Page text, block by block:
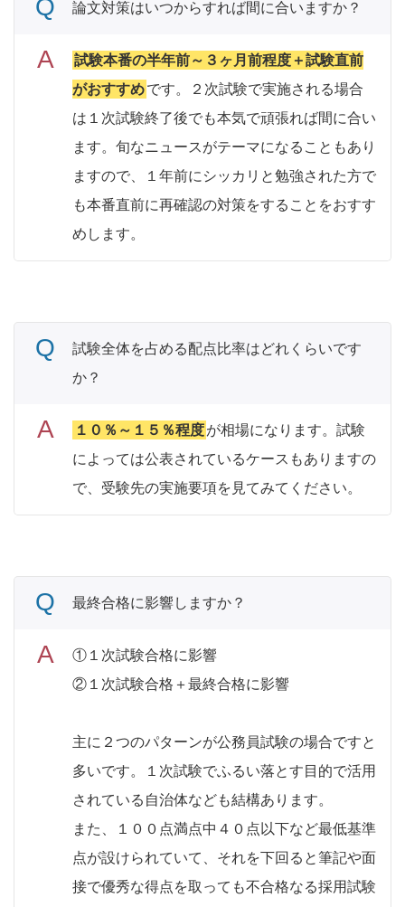
論文対策はいつからすれば間に合いますか？
試験本番の半年前～３ヶ月前程度＋試験直前
がおすすめです。２次試験で実施される場合
は１次試験終了後でも本気で頑張れば間に合い
ます。旬なニュースがテーマになることもあり
ますので、１年前にシッカリと勉強された方で
も本番直前に再確認の対策をすることをおすす
めします。
試験全体を占める配点比率はどれくらいです
か？
１０％～１５％程度が相場になります。試験
によっては公表されているケースもありますの
で、受験先の実施要項を見てみてください。
最終合格に影響しますか？
①１次試験合格に影響
②１次試験合格＋最終合格に影響
主に２つのパターンが公務員試験の場合ですと
多いです。１次試験でふるい落とす目的で活用
されている自治体なども結構あります。
また、１００点満点中４０点以下など最低基準
点が設けられていて、それを下回ると筆記や面
接で優秀な得点を取っても不合格なる採用試験